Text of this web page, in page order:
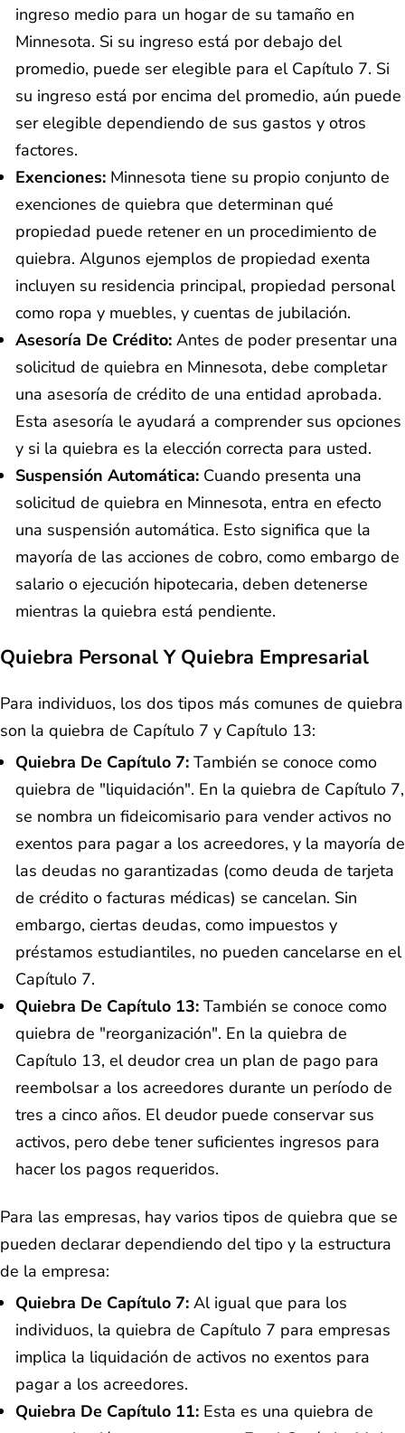
ingreso medio para un hogar de su tamaño en
Minnesota. Si su ingreso está por debajo del
promedio, puede ser elegible para el Capítulo 7. Si
su ingreso está por encima del promedio, aún puede
ser elegible dependiendo de sus gastos y otros
factores.
Exenciones: Minnesota tiene su propio conjunto de
exenciones de quiebra que determinan qué
propiedad puede retener en un procedimiento de
quiebra. Algunos ejemplos de propiedad exenta
incluyen su residencia principal, propiedad personal
como ropa y muebles, y cuentas de jubilación.
Asesoría De Crédito: Antes de poder presentar una
solicitud de quiebra en Minnesota, debe completar
una asesoría de crédito de una entidad aprobada.
Esta asesoría le ayudará a comprender sus opciones
y si la quiebra es la elección correcta para usted.
Suspensión Automática: Cuando presenta una
solicitud de quiebra en Minnesota, entra en efecto
una suspensión automática. Esto significa que la
mayoría de las acciones de cobro, como embargo de
salario o ejecución hipotecaria, deben detenerse
mientras la quiebra está pendiente.
Quiebra Personal Y Quiebra Empresarial
Para individuos, los dos tipos más comunes de quiebra
son la quiebra de Capítulo 7 y Capítulo 13:
Quiebra De Capítulo 7: También se conoce como
quiebra de "liquidación". En la quiebra de Capítulo 7,
se nombra un fideicomisario para vender activos no
exentos para pagar a los acreedores, y la mayoría de
las deudas no garantizadas (como deuda de tarjeta
de crédito o facturas médicas) se cancelan. Sin
embargo, ciertas deudas, como impuestos y
préstamos estudiantiles, no pueden cancelarse en el
Capítulo 7.
Quiebra De Capítulo 13: También se conoce como
quiebra de "reorganización". En la quiebra de
Capítulo 13, el deudor crea un plan de pago para
reembolsar a los acreedores durante un período de
tres a cinco años. El deudor puede conservar sus
activos, pero debe tener suficientes ingresos para
hacer los pagos requeridos.
Para las empresas, hay varios tipos de quiebra que se
pueden declarar dependiendo del tipo y la estructura
de la empresa:
Quiebra De Capítulo 7: Al igual que para los
individuos, la quiebra de Capítulo 7 para empresas
implica la liquidación de activos no exentos para
pagar a los acreedores.
Quiebra De Capítulo 11: Esta es una quiebra de